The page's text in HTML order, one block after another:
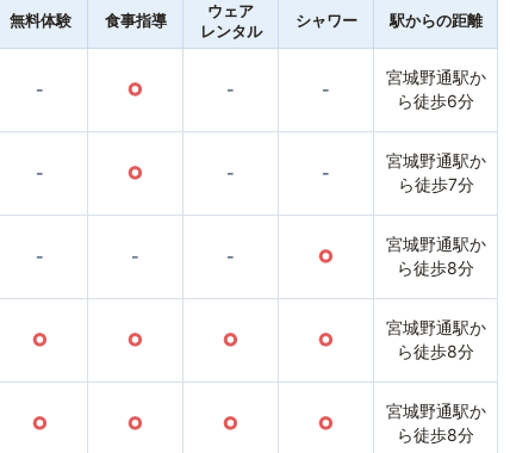
無料体験 食事指導
ウェア
レンタル
シャワー 駅からの距離
- ○ - -
宮城野通駅か
ら徒歩6分
- ○ - -
宮城野通駅か
ら徒歩7分
- - - ○
宮城野通駅か
ら徒歩8分
○ ○ ○ ○
宮城野通駅か
ら徒歩8分
○ ○ ○ ○
宮城野通駅か
ら徒歩8分